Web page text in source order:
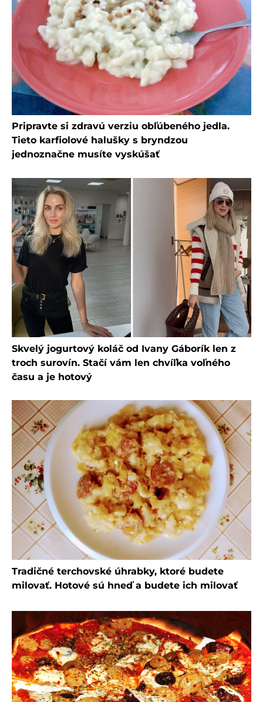
Pripravte si zdravú verziu obľúbeného jedla.
Tieto karfiolové halušky s bryndzou
jednoznačne musíte vyskúšať
Skvelý jogurtový koláč od Ivany Gáborík len z
troch surovín. Stačí vám len chvíľka voľného
času a je hotový
Tradičné terchovské úhrabky, ktoré budete
milovať. Hotové sú hneď a budete ich milovať